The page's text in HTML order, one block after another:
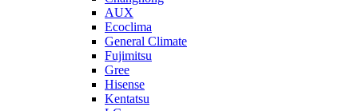
AUX
Ecoclima
General Climate
Fujimitsu
Gree
Hisense
Kentatsu